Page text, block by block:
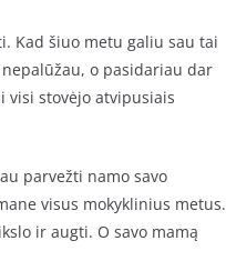
Kad šiuo metu galiu sau tai
o pasidariau dar
visi stovėjo atvipusiais
parvežti namo savo
visus mokyklinius metus.
ir augti. O savo mamą